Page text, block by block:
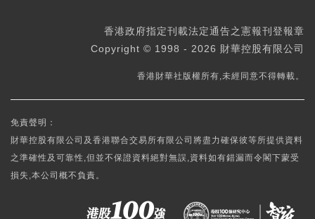
香港政府指定刊載法定通告之憲報刊登報章
Copyright © 1998 - 2026 財華控股有限公司
香港財華社版權所有,未經同意不得轉載。
免責聲明：
財華控股有限公司及香港聯合交易所有限公司將盡力確保彼等所提供資料
之準確性及可靠性,但並不保證資料絕對無誤,資料如有錯漏而令閣下蒙受
損失,本公司概不負責。